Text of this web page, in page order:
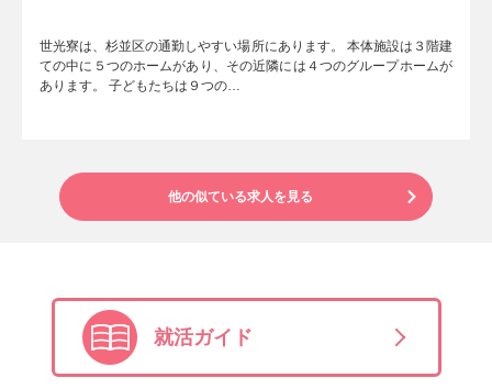
世光寮は、杉並区の通勤しやすい場所にあります。 本体施設は３階建
ての中に５つのホームがあり、その近隣には４つのグループホームが
あります。 子どもたちは９つの…
他の似ている求人を見る
就活ガイド